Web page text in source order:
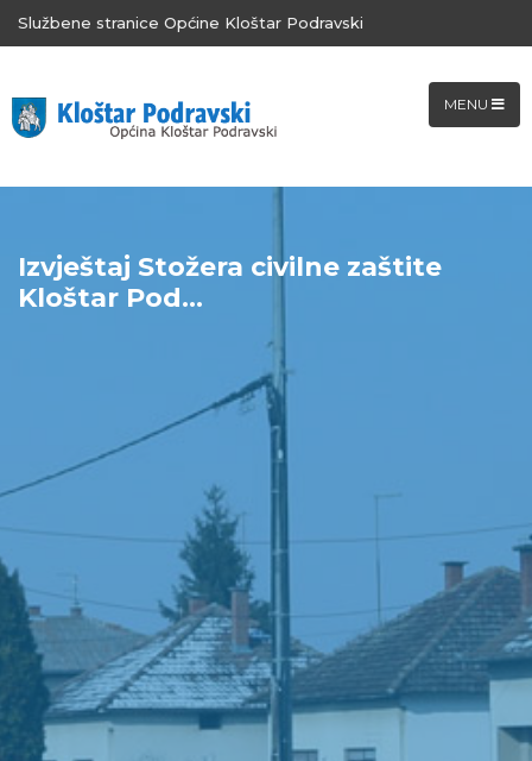
Službene stranice Općine Kloštar Podravski
MENU
Izvještaj Stožera civilne zaštite
Kloštar Pod...